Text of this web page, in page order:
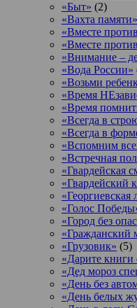
«Быт» (2)
«Вахта памяти»
«Вместе
«Вместе
«Внимание –
«Вода России»
«Возьми
«Время
«Время
«Всегда в
«Всегда в
«Вспомним
«Встречная
«Гвардейская
«Гвардейский
«Георгиевская
«Голос
«Город без
«Гражданский
«Грузовик» (5)
«Дарите
«Дед мороз
«День без
«День белых